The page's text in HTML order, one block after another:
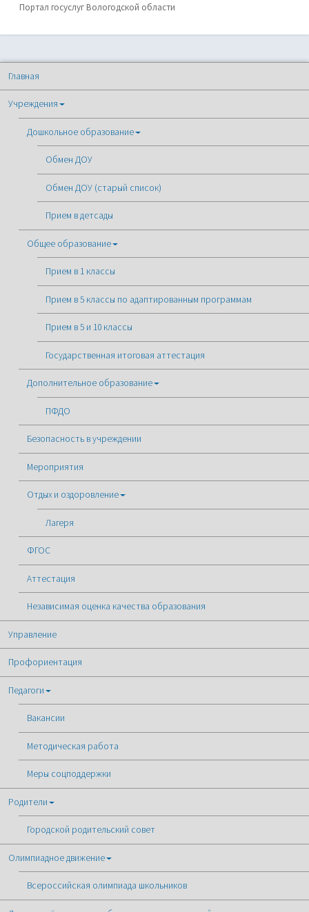
Портал госуслуг Вологодской области
Главная
Учреждения
Дошкольное образование
Обмен ДОУ
Обмен ДОУ (старый список)
Прием в детсады
Общее образование
Прием в 1 классы
Прием в 5 классы по адаптированным программам
Прием в 5 и 10 классы
Государственная итоговая аттестация
Дополнительное образование
ПФДО
Безопасность в учреждении
Мероприятия
Отдых и оздоровление
Лагеря
ФГОС
Аттестация
Независимая оценка качества образования
Управление
Профориентация
Педагоги
Вакансии
Методическая работа
Меры соцподдержки
Родители
Городской родительский совет
Олимпиадное движение
Всероссийская олимпиада школьников